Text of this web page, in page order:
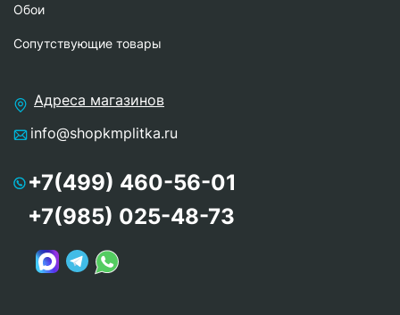
Обои
Сопутствующие товары
Адреса магазинов
info@shopkmplitka.ru
+7(499) 460-56-01
+7(985) 025-48-73